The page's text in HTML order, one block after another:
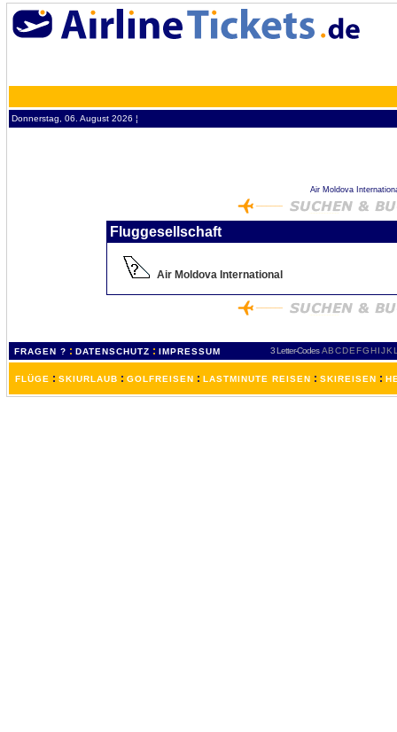
Donnerstag, 06. August 2026 ¦
Air Moldova
Fluggesellschaft
Air Moldova International
FRAGEN ? : DATENSCHUTZ : IMPRESSUM 3 Letter-Codes ABCDEFGH IJKL
FLÜGE : SKIURLAUB : GOLFREISEN : LASTMINUTE REISEN : SKIREISEN :